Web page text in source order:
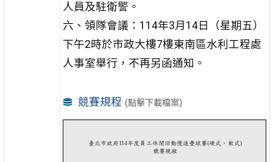
人員及駐衛警。
六、領隊會議：114年3月14日（星期五）
下午2時於市政大樓7樓東南區水利工程處
人事室舉行，不再另函通知。
競賽規程 (點擊下載檔案)